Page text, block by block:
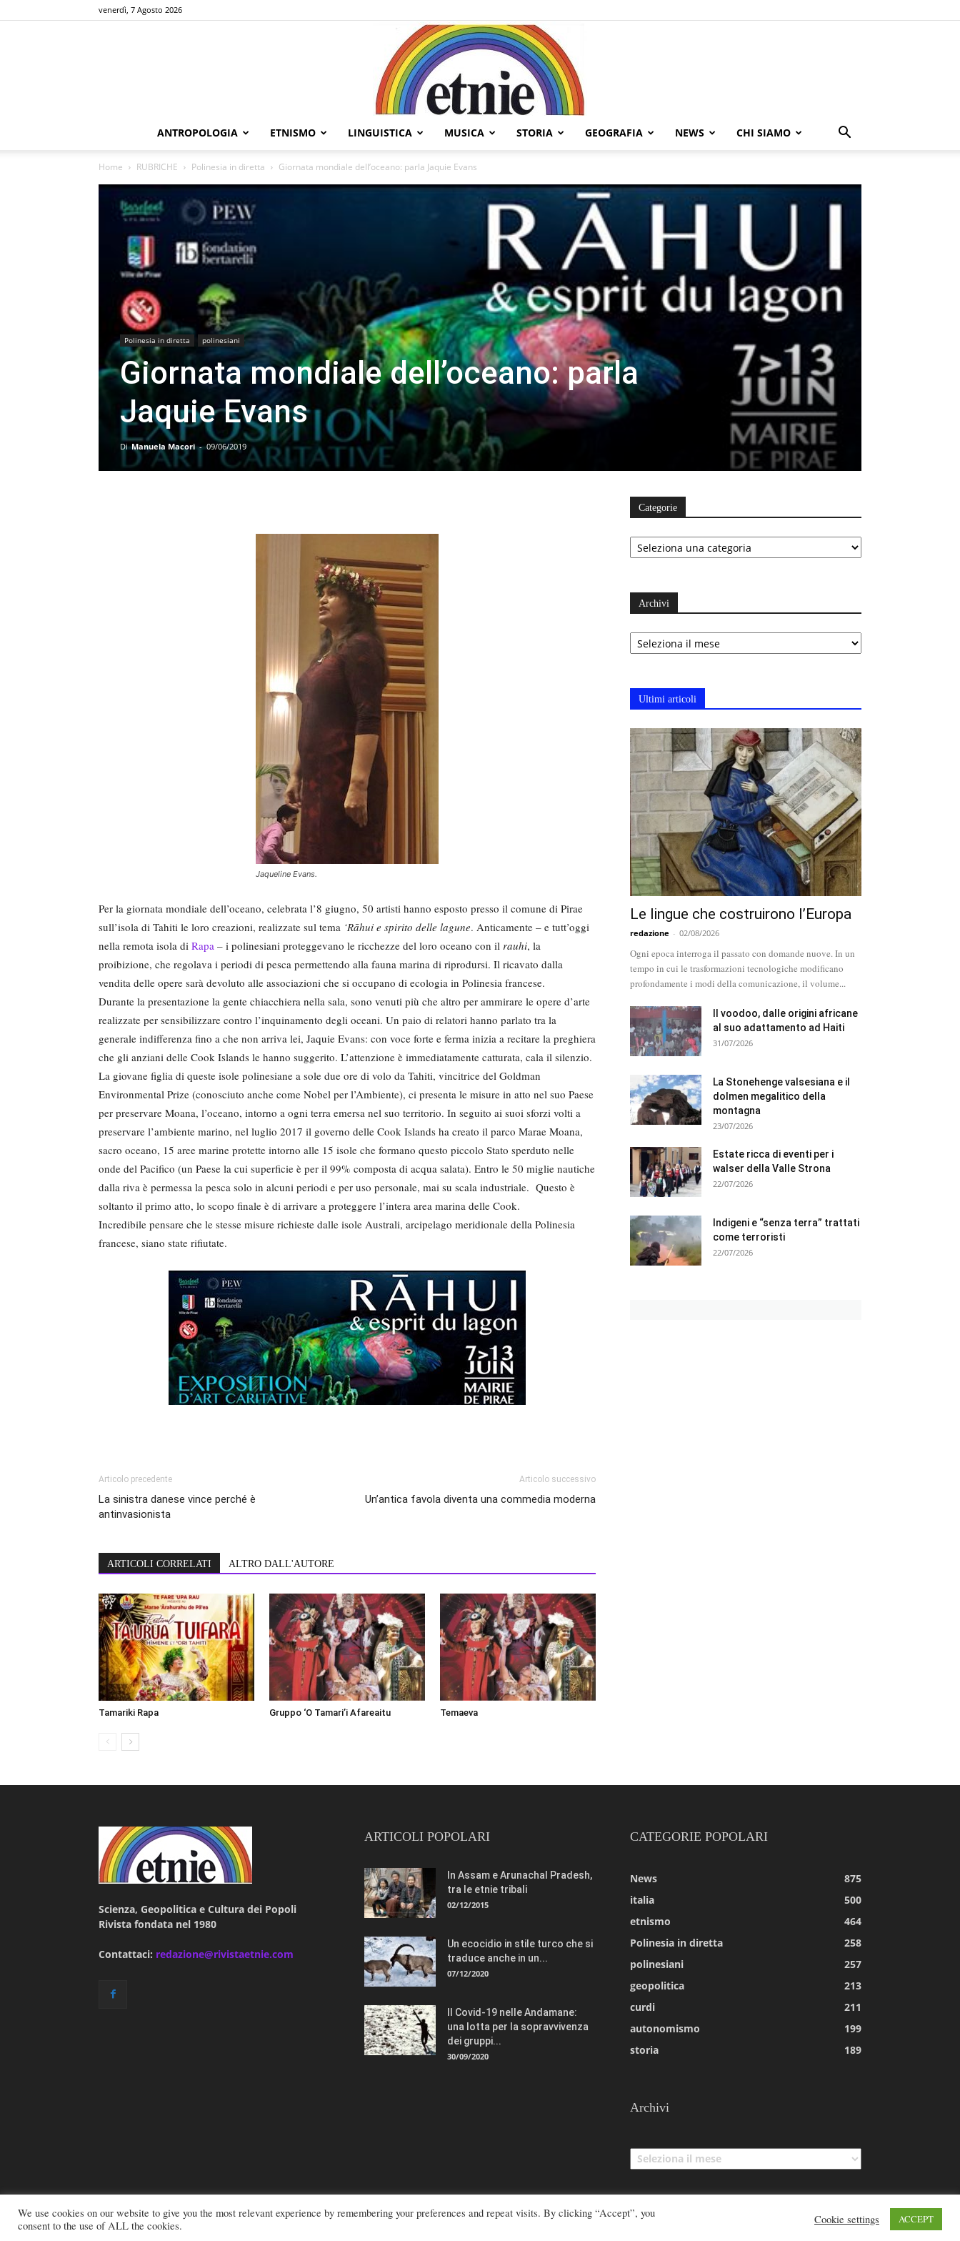
venerdì, 7 Agosto 2026
ANTROPOLOGIA ETNISMO LINGUISTICA MUSICA STORIA GEOGRAFIA NEWS CHI SIAMO
Home RUBRICHE Polinesia in diretta Giornata mondiale dell’oceano: parla Jaquie Evans
Polinesia in diretta polinesiani
Giornata mondiale dell’oceano: parla
Jaquie Evans
Di Manuela Macori - 09/06/2019
Jaqueline Evans.
Per la giornata mondiale dell’oceano, celebrata l’8 giugno, 50 artisti hanno esposto presso il comune di Pirae
sull’isola di Tahiti le loro creazioni, realizzate sul tema ‘Rāhui e spirito delle lagune. Anticamente – e tutt’oggi
nella remota isola di Rapa – i polinesiani proteggevano le ricchezze del loro oceano con il rauhi, la
proibizione, che regolava i periodi di pesca permettendo alla fauna marina di riprodursi. Il ricavato dalla
vendita delle opere sarà devoluto alle associazioni che si occupano di ecologia in Polinesia francese.
Durante la presentazione la gente chiacchiera nella sala, sono venuti più che altro per ammirare le opere d’arte
realizzate per sensibilizzare contro l’inquinamento degli oceani. Un paio di relatori hanno parlato tra la
generale indifferenza fino a che non arriva lei, Jaquie Evans: con voce forte e ferma inizia a recitare la preghiera
che gli anziani delle Cook Islands le hanno suggerito. L’attenzione è immediatamente catturata, cala il silenzio.
La giovane figlia di queste isole polinesiane a sole due ore di volo da Tahiti, vincitrice del Goldman
Environmental Prize (conosciuto anche come Nobel per l’Ambiente), ci presenta le misure in atto nel suo Paese
per preservare Moana, l’oceano, intorno a ogni terra emersa nel suo territorio. In seguito ai suoi sforzi volti a
preservare l’ambiente marino, nel luglio 2017 il governo delle Cook Islands ha creato il parco Marae Moana,
sacro oceano, 15 aree marine protette intorno alle 15 isole che formano questo piccolo Stato sperduto nelle
onde del Pacifico (un Paese la cui superficie è per il 99% composta di acqua salata). Entro le 50 miglie nautiche
dalla riva è permessa la pesca solo in alcuni periodi e per uso personale, mai su scala industriale. Questo è
soltanto il primo atto, lo scopo finale è di arrivare a proteggere l’intera area marina delle Cook.
Incredibile pensare che le stesse misure richieste dalle isole Australi, arcipelago meridionale della Polinesia
francese, siano state rifiutate.
Articolo precedente
La sinistra danese vince perché è
antinvasionista
Articolo successivo
Un’antica favola diventa una commedia moderna
ARTICOLI CORRELATI ALTRO DALL'AUTORE
Tamariki Rapa Gruppo ‘O Tamari’i Afareaitu Temaeva
Categorie
Categorie
Archivi
Archivi
Ultimi articoli
Le lingue che costruirono l’Europa
redazione - 02/08/2026
Ogni epoca interroga il passato con domande nuove. In un
tempo in cui le trasformazioni tecnologiche modificano
profondamente i modi della comunicazione, il volume...
Il voodoo, dalle origini africane
al suo adattamento ad Haiti
31/07/2026
La Stonehenge valsesiana e il
dolmen megalitico della
montagna
23/07/2026
Estate ricca di eventi per i
walser della Valle Strona
22/07/2026
Indigeni e “senza terra” trattati
come terroristi
22/07/2026
Scienza, Geopolitica e Cultura dei Popoli
Rivista fondata nel 1980
Contattaci: redazione@rivistaetnie.com
ARTICOLI POPOLARI
In Assam e Arunachal Pradesh,
tra le etnie tribali
02/12/2015
Un ecocidio in stile turco che si
traduce anche in un...
07/12/2020
Il Covid-19 nelle Andamane:
una lotta per la sopravvivenza
dei gruppi...
30/09/2020
CATEGORIE POPOLARI
News
875
italia
500
etnismo
464
Polinesia in diretta
258
polinesiani
257
geopolitica
213
curdi
211
autonomismo
199
storia
189
Archivi
Archivi
© 2026 All rights reserved - Etnie -
We use cookies on our website to give you the most relevant experience by remembering your preferences and repeat visits. By clicking “Accept”, you
consent to the use of ALL the cookies.
Cookie settings ACCEPT